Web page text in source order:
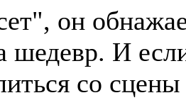
он
шедевр. И
со